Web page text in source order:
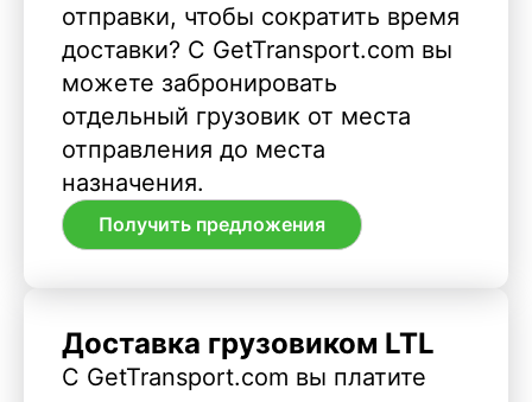
отправки, чтобы сократить время
доставки? С GetTransport.com вы
можете забронировать
отдельный грузовик от места
отправления до места
назначения.
Получить предложения
Доставка грузовиком LTL
С GetTransport.com вы платите